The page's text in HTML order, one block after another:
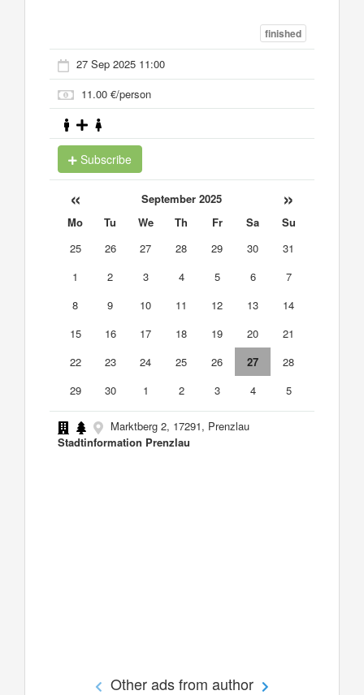
finished
27 Sep 2025 11:00
11.00 €/person
Subscribe
« September 2025 »
Mo Tu We Th Fr Sa
Su
25
26 27 28 29 30
31
1
2 3 4 5 6
7
8
9 10 11 12 13
14
15
16 17 18 19 20
21
22
23 24 25 26 27
28
29
30 1 2 3 4 5
Marktberg 2, 17291, Prenzlau
Stadtinformation Prenzlau
Other ads from author